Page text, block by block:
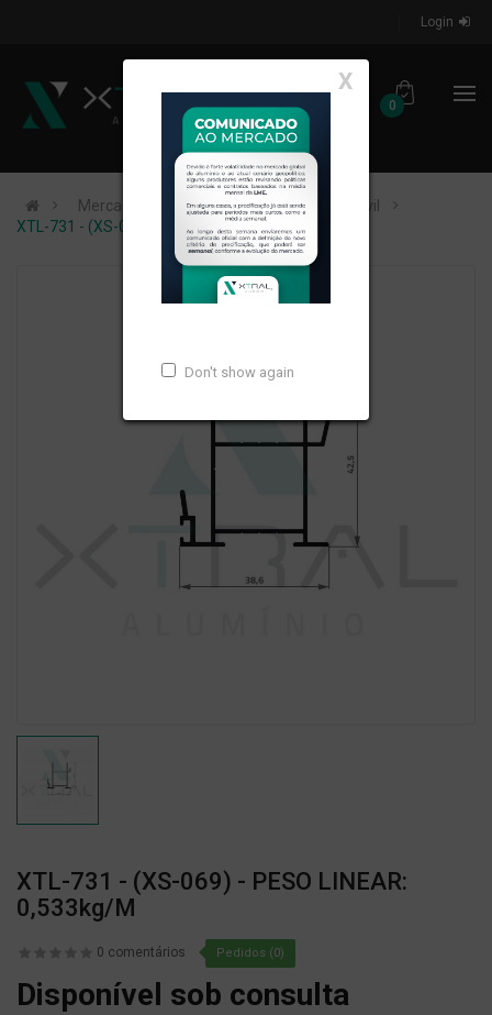
Login
0
X
Don't show again
Mercados de Atuação
Construção Civil
XTL-731 - (XS-069) - PESO LINEAR: 0,533kg/m
XTL-731 - (XS-069) - PESO LINEAR:
0,533kg/m
0 comentários Pedidos (0)
Disponível sob consulta